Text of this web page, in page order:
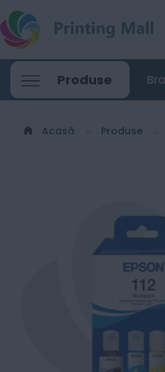
Produse
Acasă Produse
Set cerneala
298 98Lei